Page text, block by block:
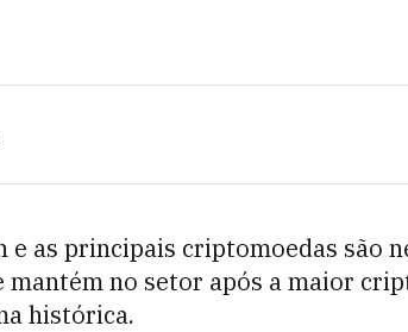
as principais criptomoedas são
no setor após a maior
histórica.